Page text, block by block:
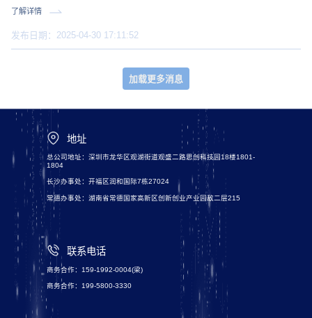
排，结合我司实际情况，现将五一劳动节期间
1日（星期四）至2025年5月5日（星期一 。
了解详情
发布日期：2025-04-30 17:11:52
加载更多消息
地址
总公司地址：深圳市龙华区观湖街道观盛二路思创科技园18楼1801-
1804
长沙办事处：开福区润和国际7栋27024
常德办事处：湖南省常德国家高新区创新创业产业园敌二层215
联系电话
商务合作：159-1992-0004(梁)
商务合作：199-5800-3330